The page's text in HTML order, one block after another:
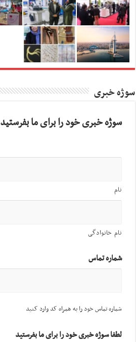
سوژه خبری
سوژه خبری خود را برای ما بفرستید
نام
نام خانوادگی
شماره تماس
شماره تماس خود را به همراه کد وارد کنید
لطفا سوژه خبری خود را برای ما بفرستید